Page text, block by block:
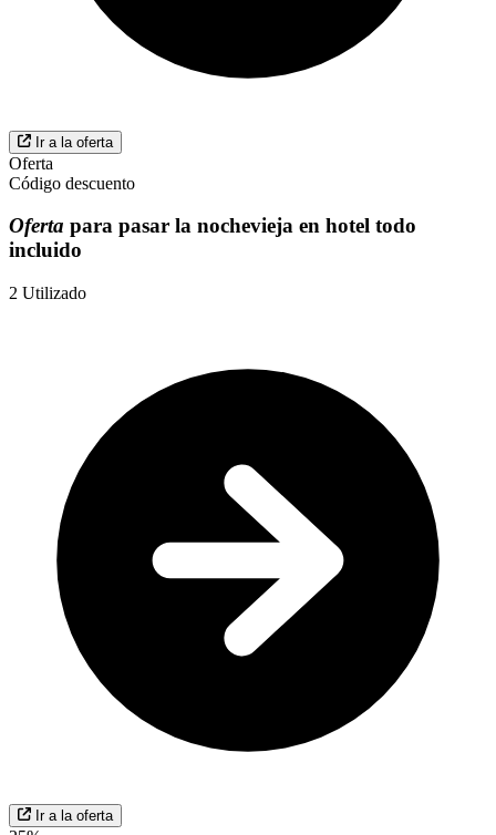
Ir a la oferta
Oferta
Código descuento
Oferta para pasar la nochevieja en hotel todo
incluido
2 Utilizado
Ir a la oferta